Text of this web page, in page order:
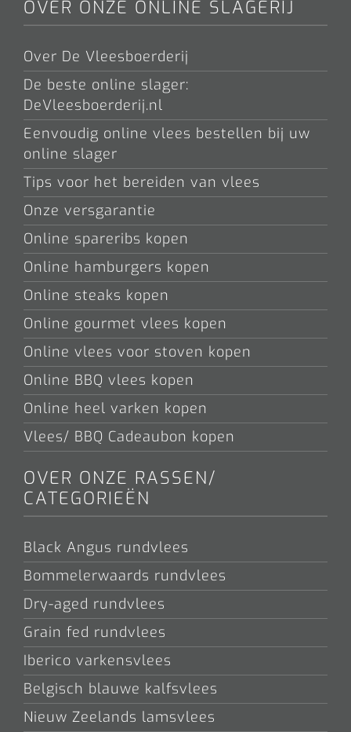
OVER ONZE ONLINE SLAGERIJ
Over De Vleesboerderij
De beste online slager:
DeVleesboerderij.nl
Eenvoudig online vlees bestellen bij uw
online slager
Tips voor het bereiden van vlees
Onze versgarantie
Online spareribs kopen
Online hamburgers kopen
Online steaks kopen
Online gourmet vlees kopen
Online vlees voor stoven kopen
Online BBQ vlees kopen
Online heel varken kopen
Vlees/ BBQ Cadeaubon kopen
OVER ONZE RASSEN/
CATEGORIEËN
Black Angus rundvlees
Bommelerwaards rundvlees
Dry-aged rundvlees
Grain fed rundvlees
Iberico varkensvlees
Belgisch blauwe kalfsvlees
Nieuw Zeelands lamsvlees